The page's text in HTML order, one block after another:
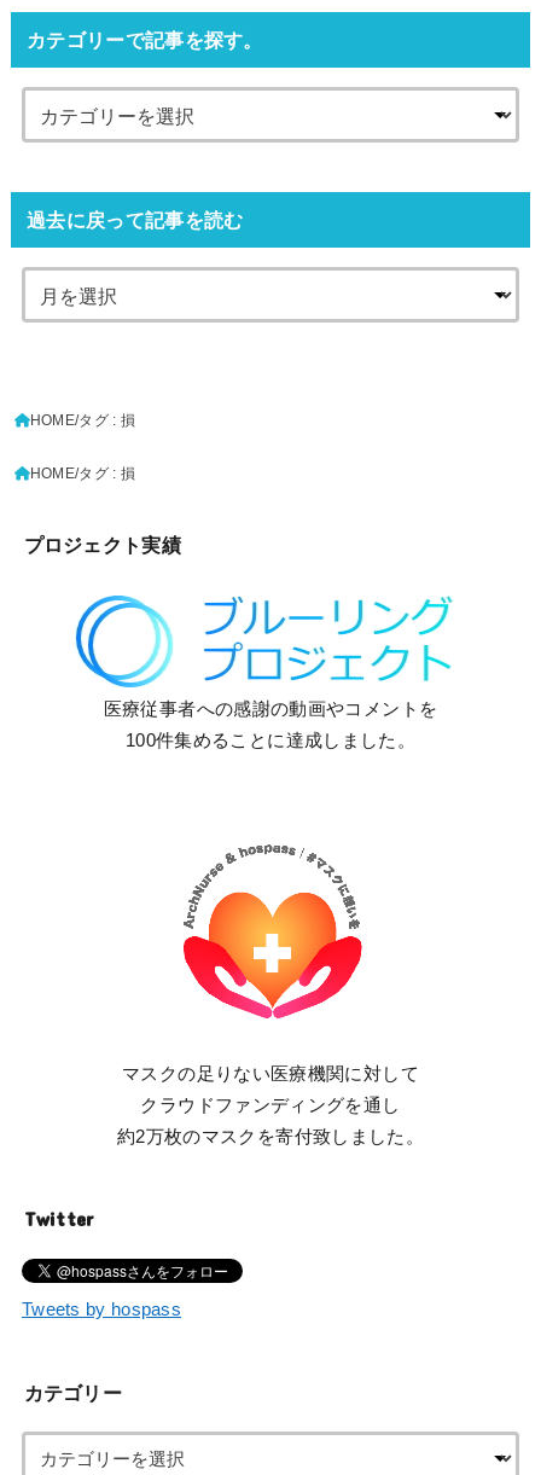
カテゴリーで記事を探す。
過去に戻って記事を読む
HOME タグ : 損
HOME タグ : 損
プロジェクト実績
医療従事者への感謝の動画やコメントを
100件集めることに達成しました。
マスクの足りない医療機関に対して
クラウドファンディングを通し
約2万枚のマスクを寄付致しました。
Twitter
Tweets by hospass
カテゴリー